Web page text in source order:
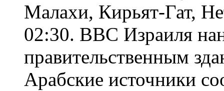
Малахи, Кирьят-Гат,
02:30. ВВС Израиля
правительственным
Арабские источники